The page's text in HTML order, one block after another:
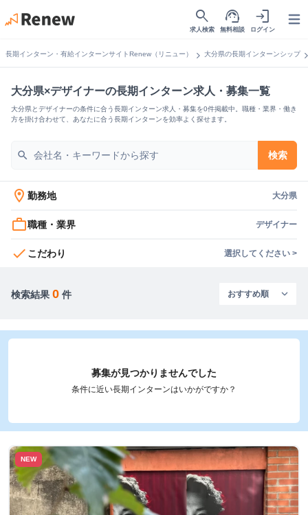
search
求人検索
support_agent
無料相談
login
ログイン
長期インターン・有給インターンサイトRenew（リニュー） chevron_right 大分県の長期インターンシップ
大分県×デザイナーの長期インターン求人・募集一覧
大分県とデザイナーの条件に合う長期インターン求人・募集を0件掲載中。職種・業界・働き
方を掛け合わせて、あなたに合う長期インターンを効率よく探せます。
search 検索
location_on 勤務地 大分県
work_outline職種・業界 デザイナー
check こだわり 選択してください >
検索結果 0 件
募集が見つかりませんでした
条件に近い長期インターンはいかがですか？
NEW